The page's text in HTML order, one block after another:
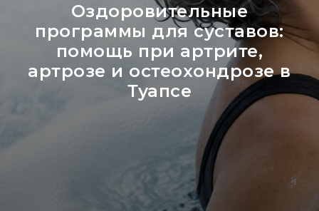
Оздоровительные
программы для суставов:
помощь при артрите,
артрозе и остеохондрозе в
Туапсе